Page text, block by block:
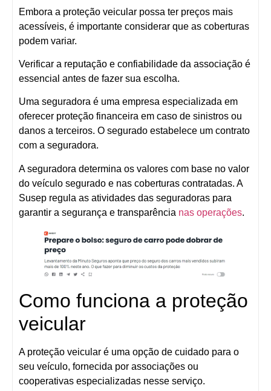
Embora a proteção veicular possa ter preços mais
acessíveis, é importante considerar que as coberturas
podem variar.
Verificar a reputação e confiabilidade da associação é
essencial antes de fazer sua escolha.
Uma seguradora é uma empresa especializada em
oferecer proteção financeira em caso de sinistros ou
danos a terceiros. O segurado estabelece um contrato
com a seguradora.
A seguradora determina os valores com base no valor
do veículo segurado e nas coberturas contratadas. A
Susep regula as atividades das seguradoras para
garantir a segurança e transparência nas operações.
Como funciona a proteção
veicular
A proteção veicular é uma opção de cuidado para o
seu veículo, fornecida por associações ou
cooperativas especializadas nesse serviço.